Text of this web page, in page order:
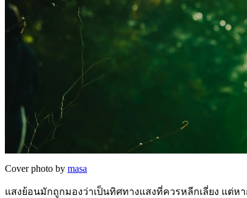
Cover photo by masa
แสงย้อนมักถูกมองว่าเป็นทิศทางแสงที่ควรหลีกเลี่ยง แต่ห